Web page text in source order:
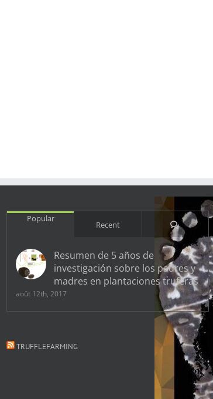
Popular
Recent Comments
Resumen de 5 años de
investigación sobre los padres y
madres en plantaciones truferas
août 12th, 2017
TRUFFLEFARMING